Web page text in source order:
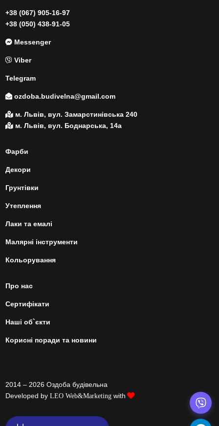
+38 (067) 905-16-97
+38 (050) 438-91-05
Messenger
Viber
Telegram
ozdoba.budivelna@gmail.com
м. Львів, вул. Замарстинівська 240
м. Львів, вул. Боднарська, 14а
Фарби
Декори
Грунтівки
Утеплення
Лаки та емалі
Малярні інструменти
Кольорування
Про нас
Сертифікати
Наші об`єкти
Корисні поради та новини
2014 – 2026 Оздоба будівельна
Developed byLEO Web&Marketing with